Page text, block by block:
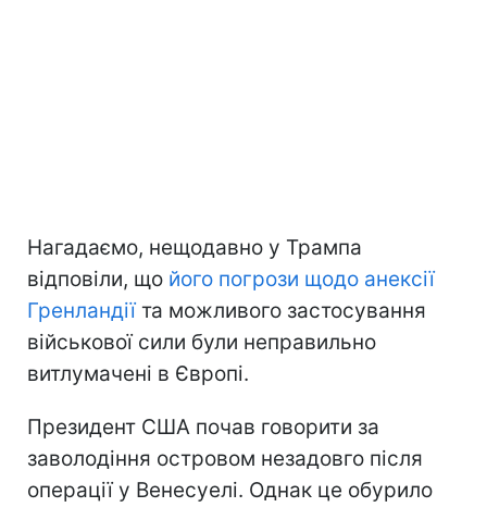
Нагадаємо, нещодавно у Трампа
відповіли, що його погрози щодо анексії
Гренландіїта можливого застосування
військової сили були неправильно
витлумачені в Європі.
Президент США почав говорити за
заволодіння островом незадовго після
операції у Венесуелі. Однак це обурило